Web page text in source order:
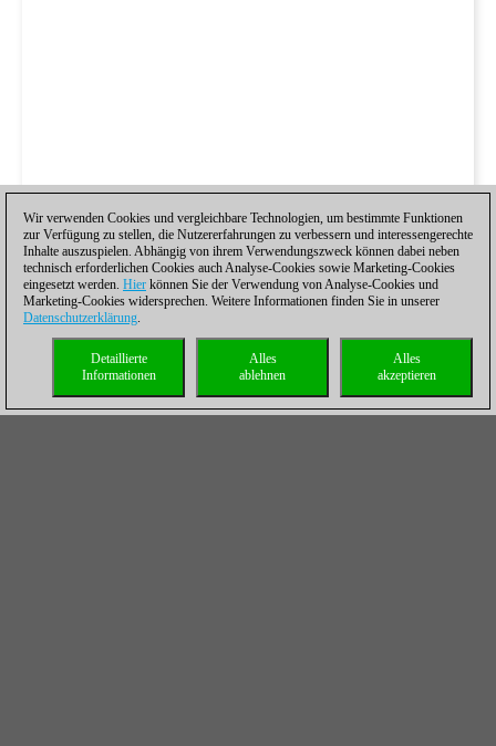
Wir verwenden Cookies und vergleichbare Technologien, um bestimmte Funktionen
zur Verfügung zu stellen, die Nutzererfahrungen zu verbessern und interessengerechte
Inhalte auszuspielen. Abhängig von ihrem Verwendungszweck können dabei neben
technisch erforderlichen Cookies auch Analyse-Cookies sowie Marketing-Cookies
eingesetzt werden. Hier können Sie der Verwendung von Analyse-Cookies und
Marketing-Cookies widersprechen. Weitere Informationen finden Sie in unserer
Datenschutzerklärung.
Alles
akzeptieren
Alles
ablehnen
Detaillierte
Informationen